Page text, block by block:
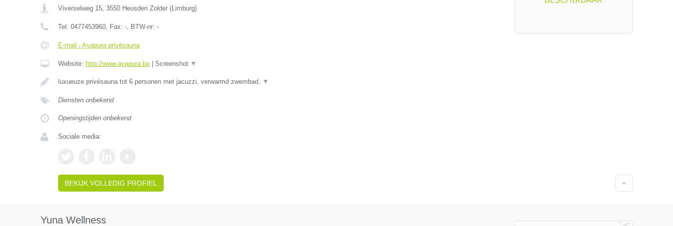
Viverselweg 15, 3550 Heusden Zolder(Limburg)
Tel: 0477453960, Fax: -, BTW-nr: -
E-mail › Ayapura privésauna
Website: http://www.ayapura.be| Screenshot ▼
luxueuze privésauna tot 6 personen met jacuzzi, verwarmd zwembad, ▼
Diensten onbekend
Openingstijden onbekend
Sociale media:
BEKIJK VOLLEDIG PROFIEL
Yuna Wellness